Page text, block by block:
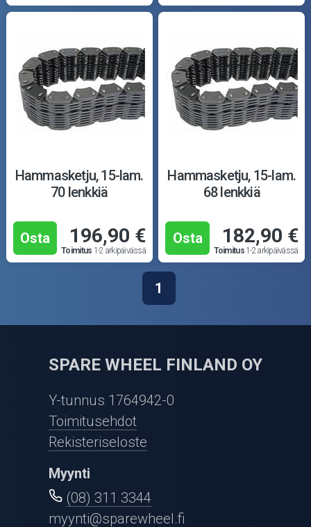
Renkaat ja vanteet
Öljyt ja kemikaalit
Työkalut
Outlet-tuotteet
Hammasketju, 15-lam.
70 lenkkiä
Osta 196,90 €
Toimitus 1-2 arkipäivässä
Hammasketju, 15-lam.
68 lenkkiä
Osta 182,90 €
Toimitus1-2 arkipäivässä
1
SPARE WHEEL FINLAND OY
Y-tunnus 1764942-0
Toimitusehdot
Rekisteriseloste
Myynti
(08) 311 3344
myynti@sparewheel.fi